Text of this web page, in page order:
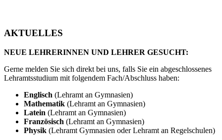
AKTUELLES
NEUE LEHRERINNEN UND LEHRER GESUCHT:
Gerne melden Sie sich direkt bei uns, falls Sie ein abgeschlossenes
Lehramtsstudium mit folgendem Fach/Abschluss haben:
Englisch (Lehramt an Gymnasien)
Mathematik (Lehramt an Gymnasien)
Latein (Lehramt an Gymnasien)
Französisch (Lehramt an Gymnasien)
Physik (Lehramt Gymnasien oder Lehramt an Regelschulen)